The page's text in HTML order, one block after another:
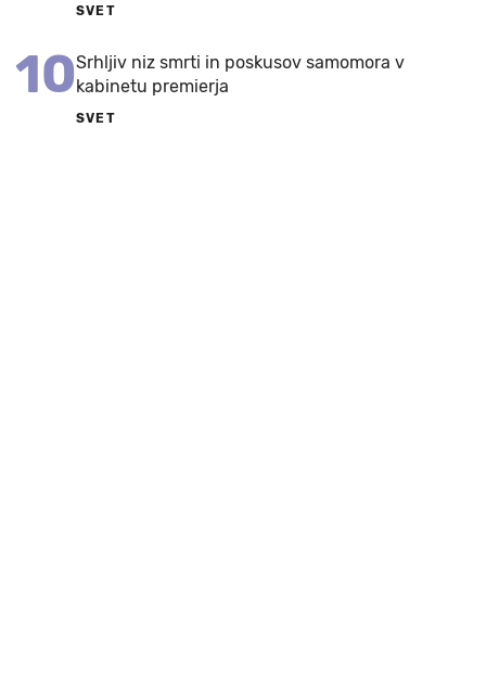
SVET
10Srhljiv niz smrti in poskusov samomora v
kabinetu premierja
SVET